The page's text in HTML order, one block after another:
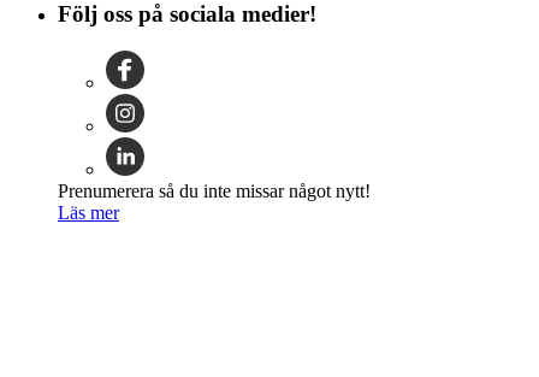
Följ oss på sociala medier!
Prenumerera så du inte missar något nytt!
Läs mer